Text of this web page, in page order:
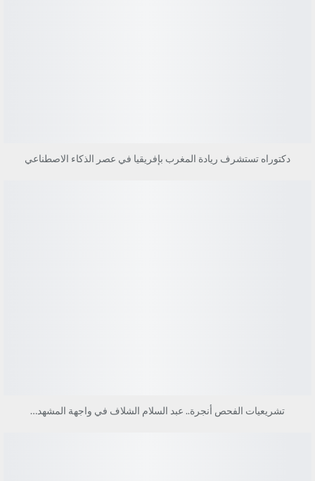
دكتوراه تستشرف ريادة المغرب بإفريقيا في عصر الذكاء الاصطناعي
تشريعيات الفحص أنجرة.. عبد السلام الشلاف في واجهة المشهد…